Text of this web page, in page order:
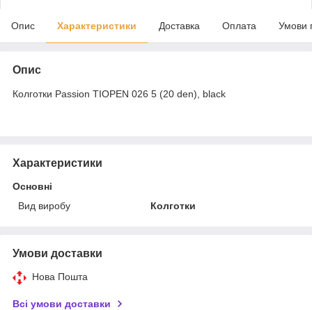
Опис Характеристики Доставка Оплата Умови
Опис
Колготки Passion TIOPEN 026 5 (20 den), black
Характеристики
Основні
Вид виробу
Колготки
Умови доставки
Нова Пошта
Всі умови доставки